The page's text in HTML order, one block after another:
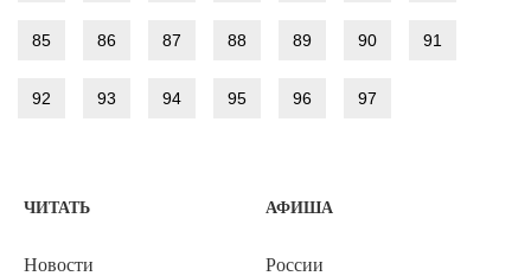
85 86 87 88 89 90 91
92 93 94 95 96 97
ЧИТАТЬ
Новости
АФИША
России